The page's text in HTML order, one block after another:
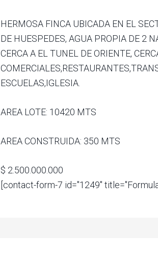
HERMOSA FINCA UBICADA EN EL
DE HUESPEDES, AGUA PROPIA DE 2
CERCA A EL TUNEL DE ORIENTE,
ESCUELAS,IGLESIA.
AREA LOTE: 10420 MTS
AREA CONSTRUIDA: 350 MTS
$ 2.500.000.000
[contact-form-7 id="1249"